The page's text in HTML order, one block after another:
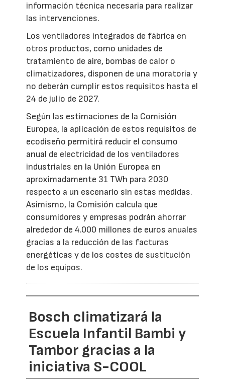
información técnica necesaria para realizar
las intervenciones.
Los ventiladores integrados de fábrica en
otros productos, como unidades de
tratamiento de aire, bombas de calor o
climatizadores, disponen de una moratoria y
no deberán cumplir estos requisitos hasta el
24 de julio de 2027.
Según las estimaciones de la Comisión
Europea, la aplicación de estos requisitos de
ecodiseño permitirá reducir el consumo
anual de electricidad de los ventiladores
industriales en la Unión Europea en
aproximadamente 31 TWh para 2030
respecto a un escenario sin estas medidas.
Asimismo, la Comisión calcula que
consumidores y empresas podrán ahorrar
alrededor de 4.000 millones de euros anuales
gracias a la reducción de las facturas
energéticas y de los costes de sustitución
de los equipos.
Bosch climatizará la
Escuela Infantil Bambi y
Tambor gracias a la
iniciativa S-COOL